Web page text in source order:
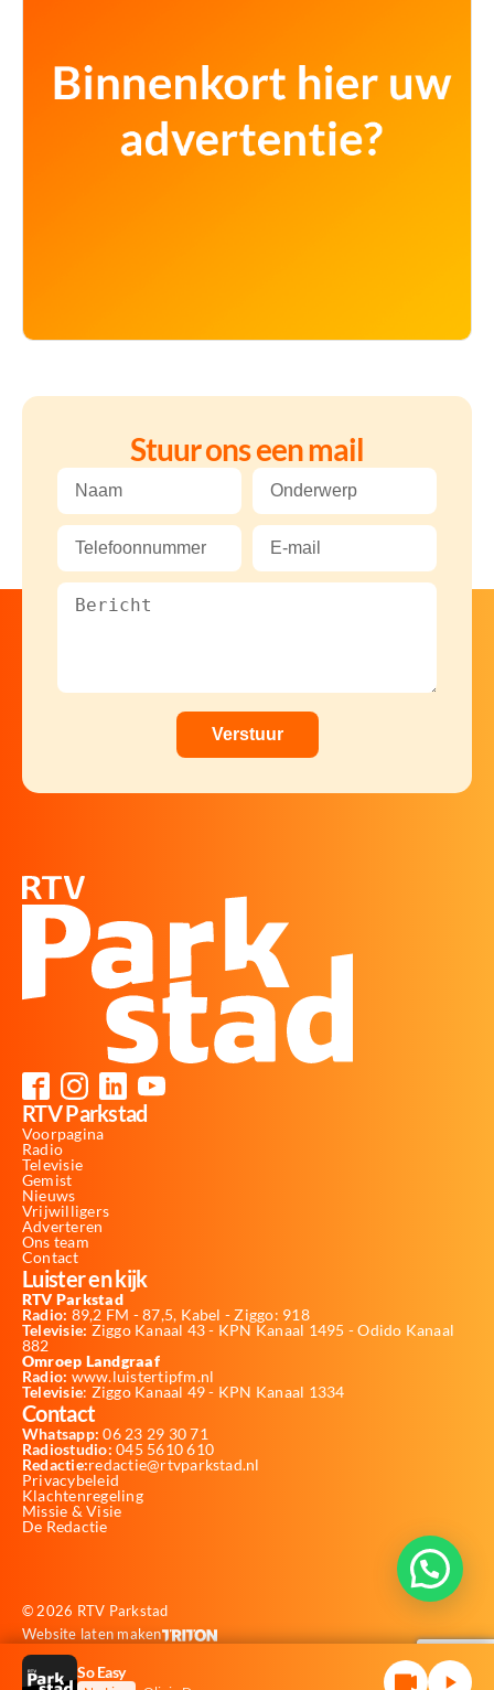
Stuur ons een mail
RTV Parkstad
Voorpagina
Radio
Televisie
Gemist
Nieuws
Vrijwilligers
Adverteren
Ons team
Contact
Luister en kijk
RTV Parkstad
Radio: 89,2 FM - 87,5, Kabel - Ziggo: 918
Televisie: Ziggo Kanaal 43 - KPN Kanaal 1495 - Odido Kanaal
882
Omroep Landgraaf
Radio: www.luistertipfm.nl
Televisie: Ziggo Kanaal 49 - KPN Kanaal 1334
Contact
Whatsapp: 06 23 29 30 71
Radiostudio: 045 5610 610
Redactie:redactie@rtvparkstad.nl
Privacybeleid
Klachtenregeling
Missie & Visie
De Redactie
© 2026 RTV Parkstad
Website laten maken
So Easy